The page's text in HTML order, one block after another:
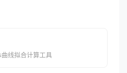
线拟合计算工具